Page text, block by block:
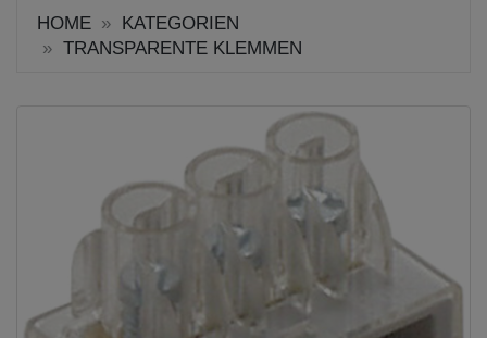
HOME
KATEGORIEN
TRANSPARENTE KLEMMEN